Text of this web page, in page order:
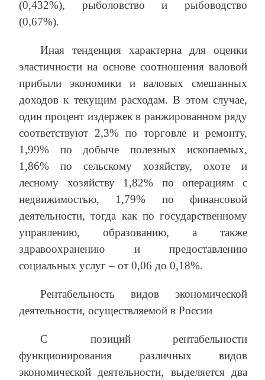
(0,432%), рыболовство и рыбоводство
(0,67%).
Иная тенденция характерна для оценки
эластичности на основе соотношения валовой
прибыли экономики и валовых смешанных
доходов к текущим расходам. В этом случае,
один процент издержек в ранжированном ряду
соответствуют 2,3% по торговле и ремонту,
1,99% по добыче полезных ископаемых,
1,86% по сельскому хозяйству, охоте и
лесному хозяйству 1,82% по операциям с
недвижимостью, 1,79% по финансовой
деятельности, тогда как по государственному
управлению, образованию, а также
здравоохранению и предоставлению
социальных услуг – от 0,06 до 0,18%.
Рентабельность видов экономической
деятельности, осуществляемой в России
С позиций рентабельности
функционирования различных видов
экономической деятельности, выделяется два